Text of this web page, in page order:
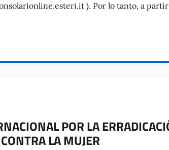
). Por lo tanto, a
POR LA
LA MUJER